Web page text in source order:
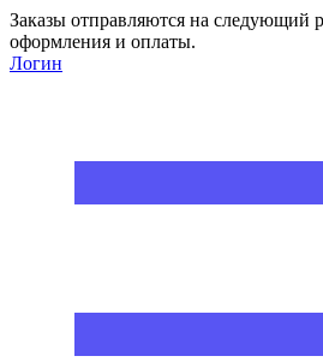
Заказы отправляются на следующий
оформления и оплаты.
Логин